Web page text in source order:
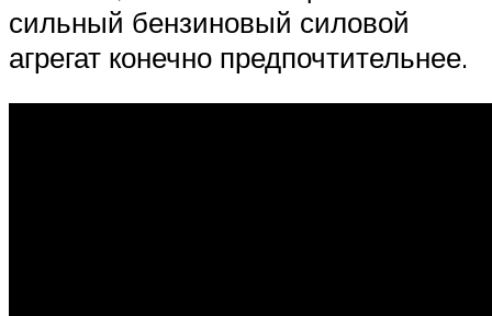
сильный бензиновый силовой
агрегат конечно предпочтительнее.